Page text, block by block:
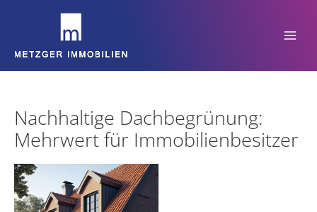
Nachhaltige Dachbegrünung:
Mehrwert für Immobilienbesitzer